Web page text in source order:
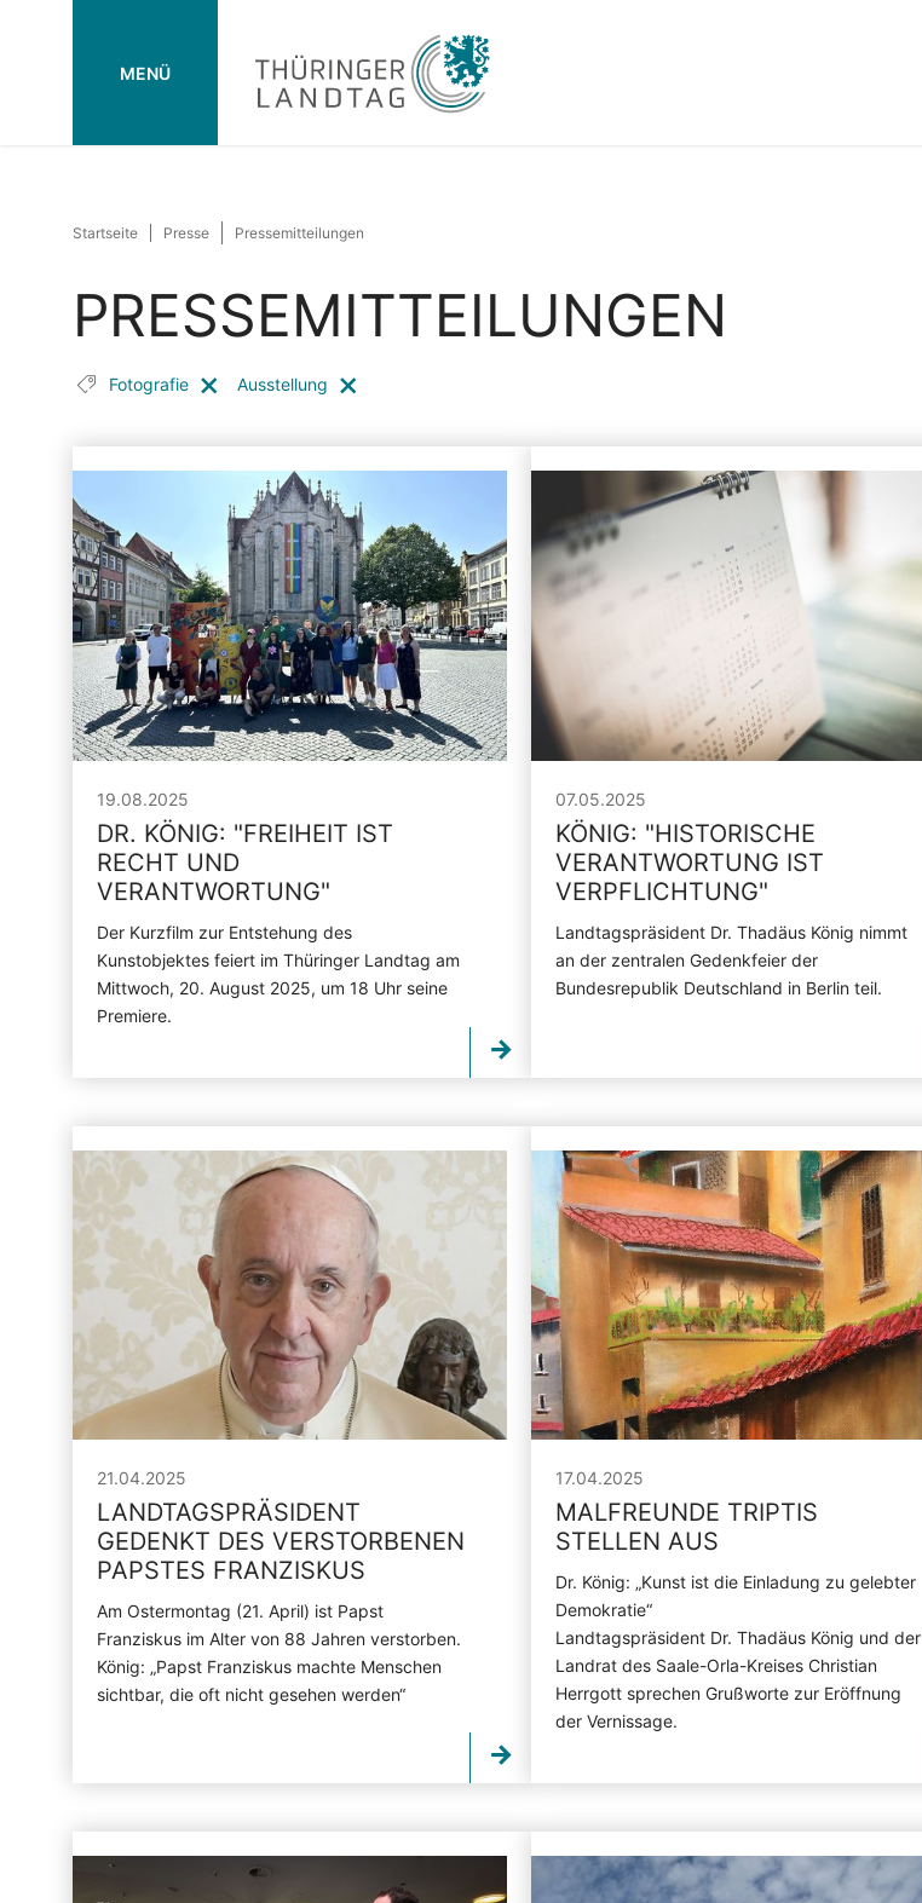
MENÜ
Startseite Presse Pressemitteilungen
PRESSEMITTEILUNGEN
Fotografie Ausstellung
19.08.2025
DR. KÖNIG: "FREIHEIT IST
RECHT UND
VERANTWORTUNG"
Der Kurzfilm zur Entstehung des
Kunstobjektes feiert im Thüringer Landtag am
Mittwoch, 20. August 2025, um 18 Uhr seine
Premiere.
07.05.2025
KÖNIG: "HISTORISCHE
VERANTWORTUNG IST
VERPFLICHTUNG"
Landtagspräsident Dr. Thadäus König nimmt
an der zentralen Gedenkfeier der
Bundesrepublik Deutschland in Berlin teil.
21.04.2025
LANDTAGSPRÄSIDENT
GEDENKT DES VERSTORBENEN
PAPSTES FRANZISKUS
Am Ostermontag (21. April) ist Papst
Franziskus im Alter von 88 Jahren verstorben.
König: „Papst Franziskus machte Menschen
sichtbar, die oft nicht gesehen werden“
17.04.2025
MALFREUNDE TRIPTIS
STELLEN AUS
Dr. König: „Kunst ist die Einladung zu gelebter
Demokratie“
Landtagspräsident Dr. Thadäus König und der
Landrat des Saale-Orla-Kreises Christian
Herrgott sprechen Grußworte zur Eröffnung
der Vernissage.